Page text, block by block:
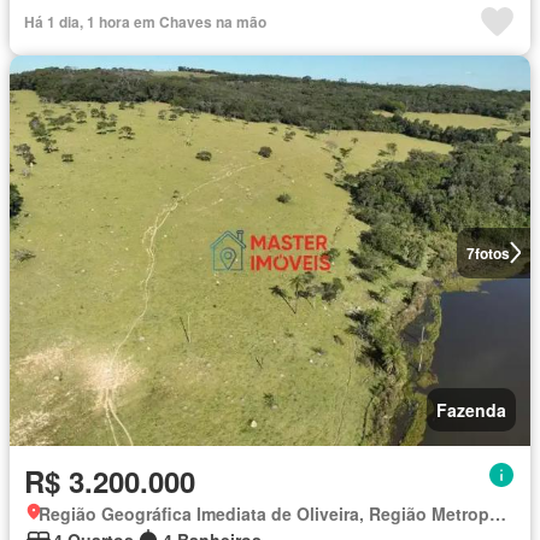
Há 1 dia, 1 hora em Chaves na mão
7fotos
Fazenda
R$ 3.200.000
Região Geográfica Imediata de Oliveira, Região Metropolitana de Belo Horizonte